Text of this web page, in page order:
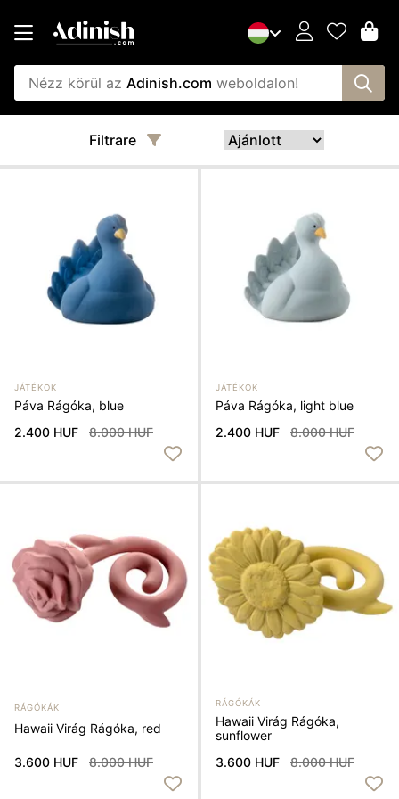
Nézz körül az Adinish.com weboldalon!
Filtrare
JÁTÉKOK
Páva Rágóka, blue
2.400 HUF
8.000 HUF
JÁTÉKOK
Páva Rágóka, light blue
2.400 HUF
8.000 HUF
RÁGÓKÁK
Hawaii Virág Rágóka, red
3.600 HUF 8.000 HUF
RÁGÓKÁK
Hawaii Virág Rágóka,
sunflower
3.600 HUF
8.000 HUF